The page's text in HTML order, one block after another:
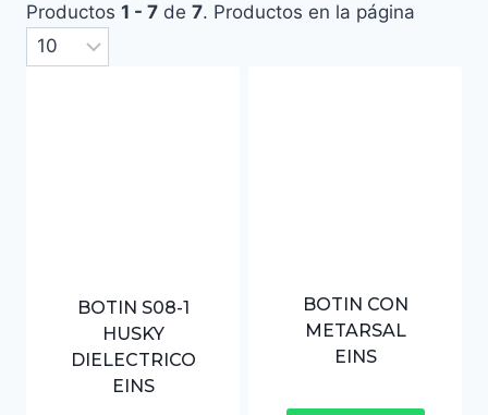
Productos 1 - 7 de 7. Productos en la página
BOTIN S08-1
HUSKY
DIELECTRICO
EINS
BOTIN CON
METARSAL
EINS